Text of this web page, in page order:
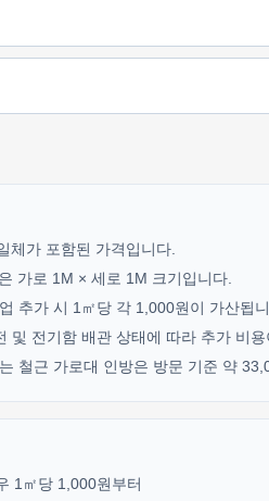
체가 포함된 가격입니다.
가로 1M × 세로 1M 크기입니다.
추가 시 1㎡당 각 1,000원이 가산됩
및 전기함 배관 상태에 따라 추가 비
철근 가로대 인방은 방문 기준 약
1㎡당 1,000원부터